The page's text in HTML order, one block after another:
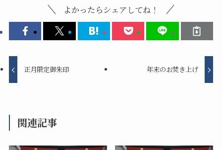
よかったらシェアしてね！
正月限定御朱印 年末のお焚き上げ
関連記事